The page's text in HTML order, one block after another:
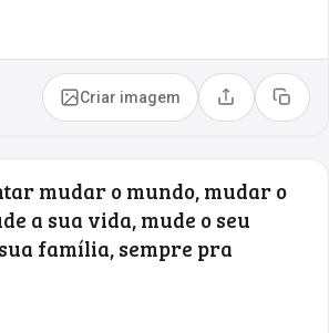
Criar imagem Compartilhar
Copiar
mudar o mundo, mudar o
a sua vida, mude o seu
família, sempre pra